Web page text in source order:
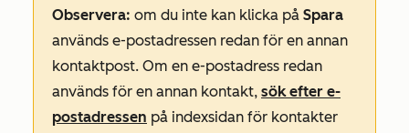
Observera: om du inte kan klicka på Spara
används e-postadressen redan för en annan
kontaktpost. Om en e-postadress redan
används för en annan kontakt, sök efter e-
postadressen på indexsidan för kontakter